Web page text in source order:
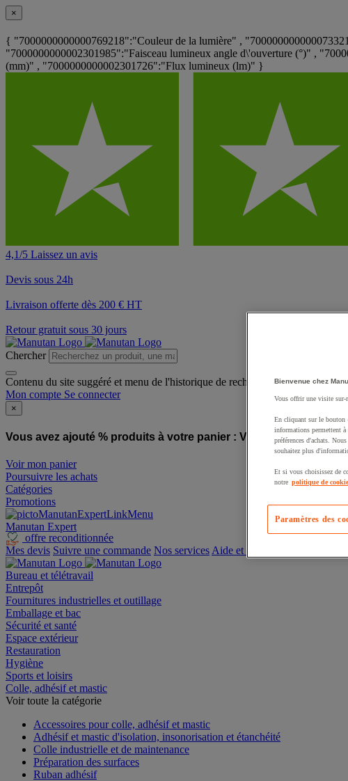
×
{ "7000000000000769218":"Couleur de la lumière" ,
"7000000000002301985":"Faisceau lumineux angle d\'ouverture (°)" ,
(mm)" , "7000000000002301726":"Flux lumineux (lm)" }
4,1/5 Laissez un avis
Devis sous 24h
Livraison offerte dès 200 € HT
Retour gratuit sous 30 jours
Chercher
Contenu du site suggéré et menu de l'historique de recherche
Mon compte Se connecter
×
Vous avez ajouté % produits à votre panier : Vous avez ajouté
Voir mon panier
Poursuivre les achats
Catégories
Promotions
Manutan Expert
offre reconditionnée
Mes devis Suivre une commande Nos services Aide et contact
Bureau et télétravail
Entrepôt
Fournitures industrielles et outillage
Emballage et bac
Sécurité et santé
Espace extérieur
Restauration
Hygiène
Sports et loisirs
Colle, adhésif et mastic
Voir toute la catégorie
Accessoires pour colle, adhésif et mastic
Adhésif et mastic d'isolation, insonorisation et étanchéité
Colle industrielle et de maintenance
Préparation des surfaces
Ruban adhésif
Bienvenue chez
Vous offrir une visite
En cliquant sur le bouton
informations permettent à
préférences d'achats.
souhaitez plus
Et si vous choisissez de
notre politique de
Paramètres des